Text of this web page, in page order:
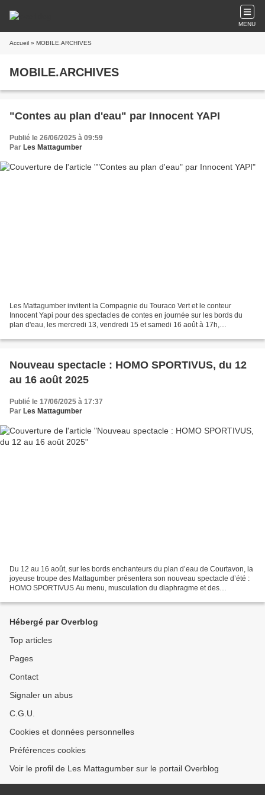
MENU
Accueil » MOBILE.ARCHIVES
MOBILE.ARCHIVES
"Contes au plan d'eau" par Innocent YAPI
Publié le 26/06/2025 à 09:59
Par Les Mattagumber
Les Mattagumber invitent la Compagnie du Touraco Vert et le conteur
Innocent Yapi pour des spectacles de contes en journée sur les bords du
plan d'eau, les mercredi 13, vendredi 15 et samedi 16 août à 17h,
Nouveau spectacle : HOMO SPORTIVUS, du 12
au 16 août 2025
Publié le 17/06/2025 à 17:37
Par Les Mattagumber
Du 12 au 16 août, sur les bords enchanteurs du plan d’eau de Courtavon, la
joyeuse troupe des Mattagumber présentera son nouveau spectacle d’été :
HOMO SPORTIVUS Au menu, musculation du diaphragme et des
Hébergé par Overblog
Top articles
Pages
Contact
Signaler un abus
C.G.U.
Cookies et données personnelles
Préférences cookies
Voir le profil de Les Mattagumber sur le portail Overblog